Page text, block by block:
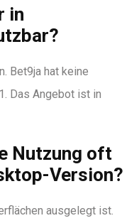
in
Bet9ja hat keine
Das Angebot ist in
Nutzung oft
Version?
ausgelegt ist.